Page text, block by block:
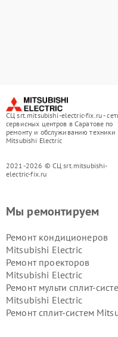
СЦ srt.mitsubishi-electric-fix.ru -
сервисных центров в Саратове по
ремонту и обслуживанию техники
Mitsubishi Electric
2021-2026 © СЦ srt.mitsubishi-
electric-fix.ru
Мы ремонтируем
Ремонт кондиционеров
Mitsubishi Electric
Ремонт проекторов
Mitsubishi Electric
Ремонт мульти сплит-
Mitsubishi Electric
Ремонт сплит-систем